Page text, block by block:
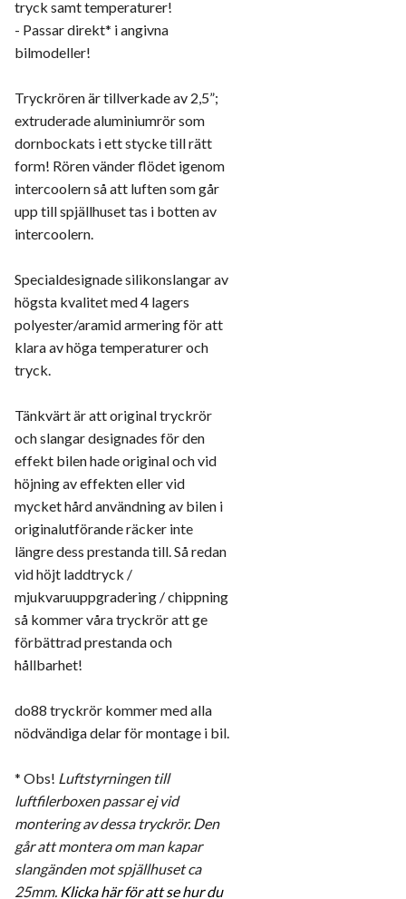
tryck samt temperaturer!
- Passar direkt* i angivna
bilmodeller!
Tryckrören är tillverkade av 2,5”;
extruderade aluminiumrör som
dornbockats i ett stycke till rätt
form! Rören vänder flödet igenom
intercoolern så att luften som går
upp till spjällhuset tas i botten av
intercoolern.
Specialdesignade silikonslangar av
högsta kvalitet med 4 lagers
polyester/aramid armering för att
klara av höga temperaturer och
tryck.
Tänkvärt är att original tryckrör
och slangar designades för den
effekt bilen hade original och vid
höjning av effekten eller vid
mycket hård användning av bilen i
originalutförande räcker inte
längre dess prestanda till. Så redan
vid höjt laddtryck /
mjukvaruuppgradering / chippning
så kommer våra tryckrör att ge
förbättrad prestanda och
hållbarhet!
do88 tryckrör kommer med alla
nödvändiga delar för montage i bil.
* Obs! Luftstyrningen till
luftfilerboxen passar ej vid
montering av dessa tryckrör. Den
går att montera om man kapar
slangänden mot spjällhuset ca
25mm. Klicka här för att se hur du